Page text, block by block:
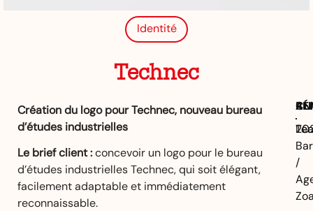
Identité
Technec
Création du logo pour Technec, nouveau bureau
d’études industrielles
Le brief client :concevoir un logo pour le bureau
d’études industrielles Technec, qui soit élégant,
facilement adaptable et immédiatement
reconnaissable.
Léa
/